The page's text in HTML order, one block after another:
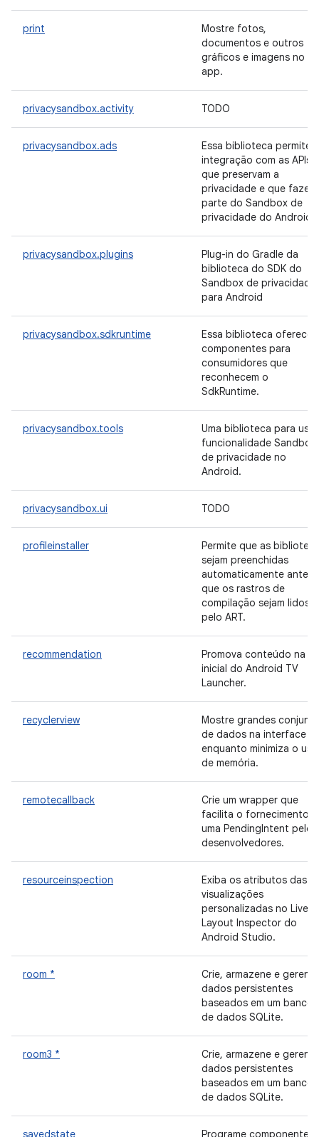
print
Mostre fotos,
documentos e outros
gráficos e imagens no
app.
privacysandbox.activity TODO
privacysandbox.ads
Essa biblioteca permite a
integração com as APIs
que preservam a
privacidade e que fazem
parte do Sandbox de
privacidade do Android.
privacysandbox.plugins
Plug-in do Gradle da
biblioteca do SDK do
Sandbox de privacidade
para Android
privacysandbox.sdkruntime
Essa biblioteca oferece
componentes para
consumidores que
reconhecem o
SdkRuntime.
privacysandbox.tools
Uma biblioteca para
funcionalidade Sandbox
de privacidade no
Android.
privacysandbox.ui TODO
profileinstaller
Permite que as
sejam preenchidas
automaticamente antes
que os rastros de
compilação sejam lidos
pelo ART.
recommendation
Promova conteúdo na
inicial do Android TV
Launcher.
recyclerview
Mostre grandes
de dados na interface
enquanto minimiza o uso
de memória.
remotecallback
Crie um wrapper que
facilita o fornecimento
uma PendingIntent pelos
desenvolvedores.
resourceinspection
Exiba os atributos das
visualizações
personalizadas no Live
Layout Inspector do
Android Studio.
room *
Crie, armazene e
dados persistentes
baseados em um banco
de dados SQLite.
room3 *
Crie, armazene e
dados persistentes
baseados em um banco
de dados SQLite.
savedstate Programe componentes